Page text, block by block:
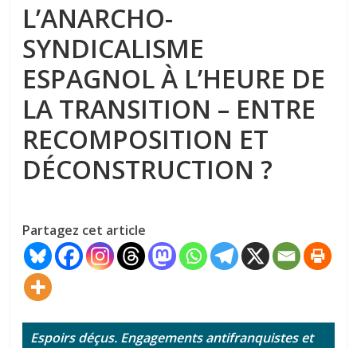
réflexion
éditée
par
l'Union
syndicale
Solidaires
L’ANARCHO-
SYNDICALISME
ESPAGNOL À L’HEURE DE
LA TRANSITION – ENTRE
RECOMPOSITION ET
DÉCONSTRUCTION ?
Partagez cet article
Espoirs déçus. Engagements antifranquistes et